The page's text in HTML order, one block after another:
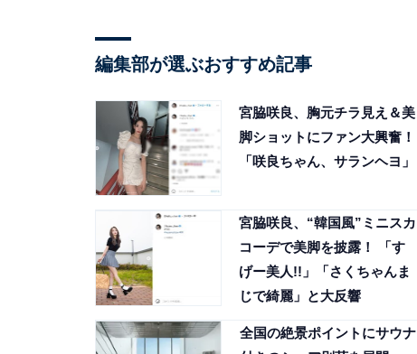
編集部が選ぶおすすめ記事
宮脇咲良、胸元チラ見え＆美
脚ショットにファン大興奮！
「咲良ちゃん、サランヘヨ」
宮脇咲良、“韓国風”ミニスカ
コーデで美脚を披露！ 「す
げー美人!!」「さくちゃんま
じで綺麗」と大反響
全国の絶景ポイントにサウナ